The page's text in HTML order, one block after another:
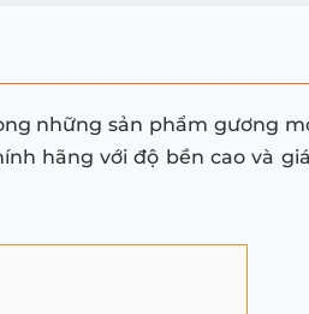
những sản phẩm gương
hãng với độ bền cao và